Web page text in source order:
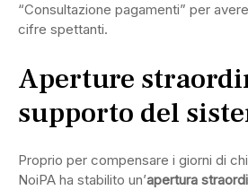
“Consultazione pagamenti” per
cifre spettanti.
Aperture
supporto del
Proprio per compensare i giorni di
NoiPA ha stabilito un’apertura